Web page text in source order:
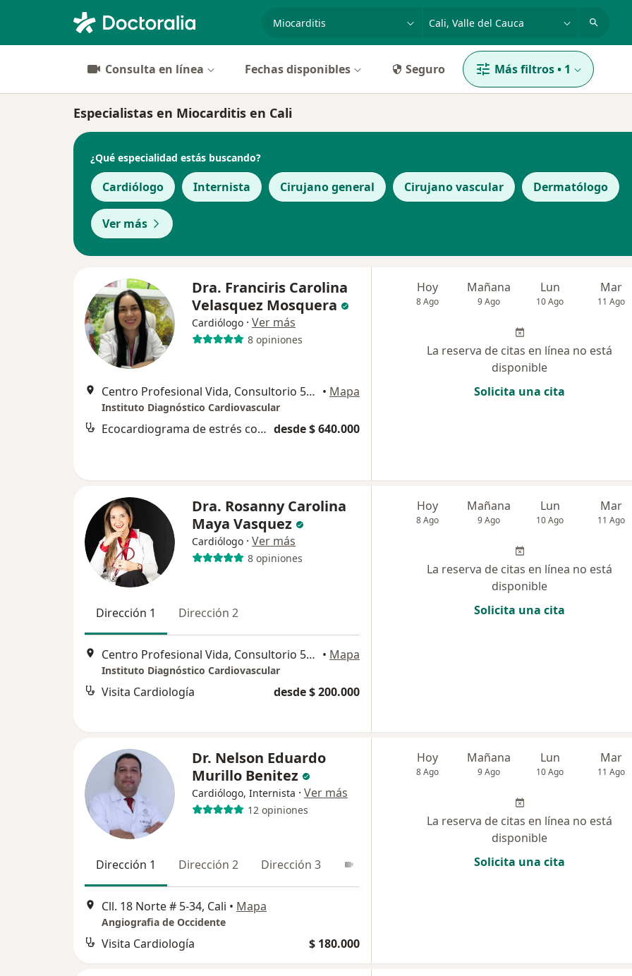
Consulta en línea Fechas disponibles Seguro Más filtros• 1
Especialistas en Miocarditis en Cali
¿Qué especialidad estás buscando?
Cardiólogo Internista Cirujano general Cirujano vascular Dermatólogo
Ver más
Dra. Franciris Carolina
Velasquez Mosquera
Cardiólogo · Ver más
8 opiniones
Centro Profesional Vida, Consultorio 507, Cl. 5d #38A – 35 Torre 2 Piso 5, Cali • Mapa
Instituto Diagnóstico Cardiovascular
Ecocardiograma de estrés con prueba de esfuerzo desde $ 640.000
Hoy
8 Ago
Mañana
9 Ago
Lun
10 Ago
Mar
11 Ago
La reserva de citas en línea no está
disponible
Solicita una cita
Dra. Rosanny Carolina
Maya Vasquez
Cardiólogo · Ver más
8 opiniones
Dirección 1 Dirección 2
Centro Profesional Vida, Consultorio 507, Cl. 5d #38A – 35 Torre 2 Piso 5, Cali • Mapa
Instituto Diagnóstico Cardiovascular
Visita Cardiología desde $ 200.000
Hoy
8 Ago
Mañana
9 Ago
Lun
10 Ago
Mar
11 Ago
La reserva de citas en línea no está
disponible
Solicita una cita
Dr. Nelson Eduardo
Murillo Benitez
Cardiólogo, Internista · Ver más
12 opiniones
Dirección 1 Dirección 2 Dirección 3
Cll. 18 Norte # 5-34, Cali • Mapa
Angiografia de Occidente
Visita Cardiología $ 180.000
Hoy
8 Ago
Mañana
9 Ago
Lun
10 Ago
Mar
11 Ago
La reserva de citas en línea no está
disponible
Solicita una cita